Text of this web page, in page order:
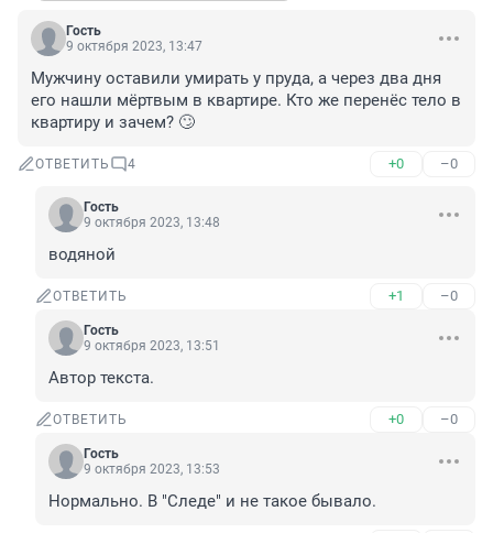
Гость
9 октября 2023, 13:47
Мужчину оставили умирать у пруда, а через два дня
его нашли мёртвым в квартире. Кто же перенёс тело в
квартиру и зачем? 🙄
ОТВЕТИТЬ 4 +0 –0
Гость
9 октября 2023, 13:48
водяной
ОТВЕТИТЬ +1 –0
Гость
9 октября 2023, 13:51
Автор текста.
ОТВЕТИТЬ +0 –0
Гость
9 октября 2023, 13:53
Нормально. В "Следе" и не такое бывало.